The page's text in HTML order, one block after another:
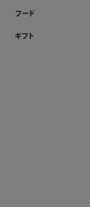
フード
ギフト